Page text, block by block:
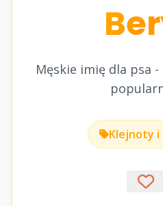
Męskie imię dla psa
Klejnoty i